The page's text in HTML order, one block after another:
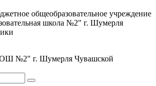
общеобразовательное учреждение
школа №2" г. Шумерля